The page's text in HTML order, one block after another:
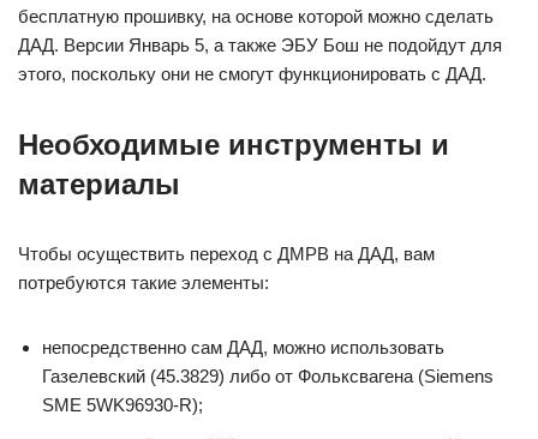
бесплатную прошивку, на основе которой можно сделать
ДАД. Версии Январь 5, а также ЭБУ Бош не подойдут для
этого, поскольку они не смогут функционировать с ДАД.
Необходимые инструменты и
материалы
Чтобы осуществить переход с ДМРВ на ДАД, вам
потребуются такие элементы:
непосредственно сам ДАД, можно использовать
Газелевский (45.3829) либо от Фольксвагена (Siemens
SME 5WK96930-R);